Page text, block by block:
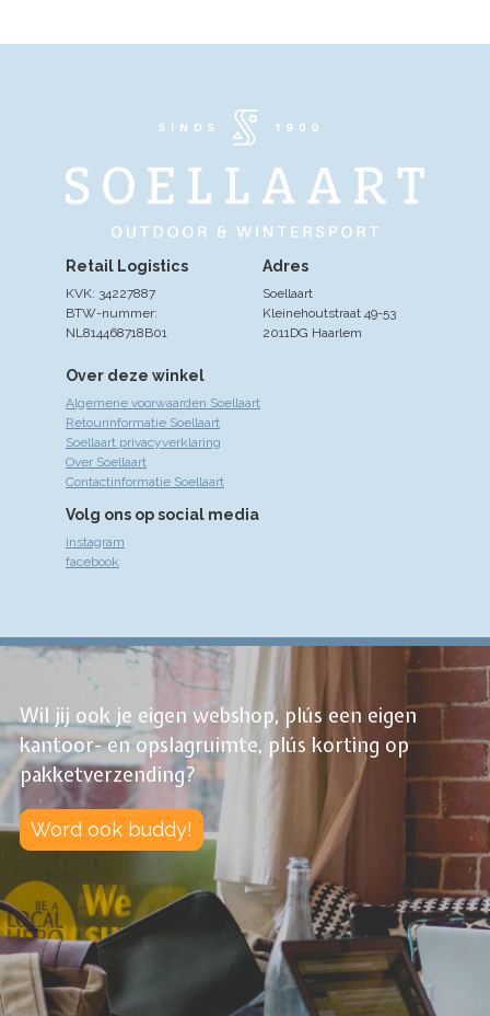
Over deze winkel
Algemene voorwaarden Soellaart
Retourinformatie Soellaart
Soellaart privacyverklaring
Over Soellaart
Contactinformatie Soellaart
Volg ons op social media
instagram
facebook
Adres
Soellaart
Kleinehoutstraat 49-53
2011DG Haarlem
Retail Logistics
KVK: 34227887
BTW-nummer:
NL814468718B01
Wil jij ook je eigen webshop, plús een eigen
kantoor- en opslagruimte, plús korting op
pakketverzending?
Word ook buddy!